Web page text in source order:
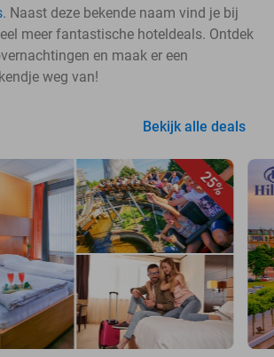
. Naast deze bekende naam vind je bij
meer fantastische hoteldeals. Ontdek
en maak er een
weg van!
Bekijk alle deals
25%